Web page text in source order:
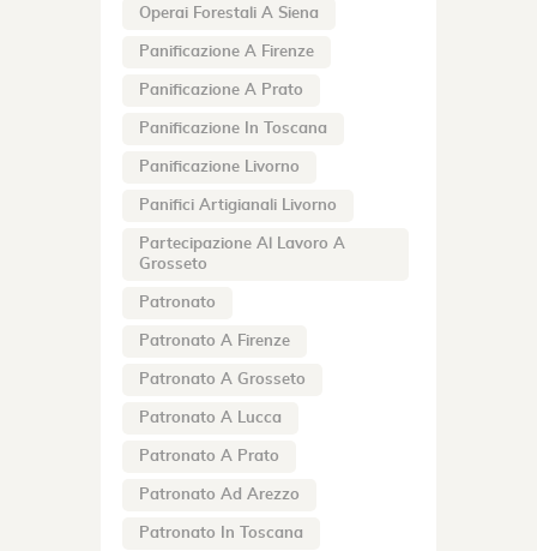
Operai Forestali A Siena
Panificazione A Firenze
Panificazione A Prato
Panificazione In Toscana
Panificazione Livorno
Panifici Artigianali Livorno
Partecipazione Al Lavoro A
Grosseto
Patronato
Patronato A Firenze
Patronato A Grosseto
Patronato A Lucca
Patronato A Prato
Patronato Ad Arezzo
Patronato In Toscana